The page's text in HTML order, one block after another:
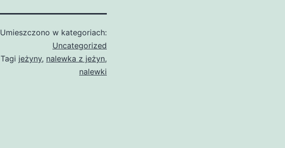
Umieszczono w kategoriach:
Uncategorized
Tagi jeżyny, nalewka z jeżyn,
nalewki